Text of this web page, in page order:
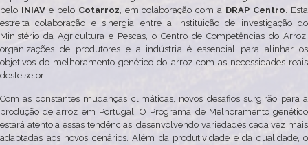
pelo INIAVe peloCotarroz, em colaboração com a DRAP Centro. Esta
estreita colaboração e sinergia entre a instituição de investigação do
Ministério da Agricultura e Pescas, o Centro de Competências do Arroz,
organizações de produtores e a indústria é essencial para alinhar os
objetivos do melhoramento genético do arroz com as necessidades reais
deste setor.
Com as constantes mudanças climáticas, novos desafios surgirão para a
produção de arroz em Portugal. O Programa de Melhoramento genético
estará atento a essas tendências, desenvolvendo variedades cada vez mais
adaptadas aos novos cenários. Além da produtividade e da qualidade, o